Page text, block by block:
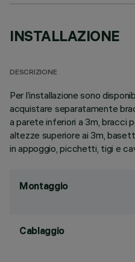
INSTALLAZIONE
DESCRIZIONE
Per l’installazione sono
acquistare separatamente
a parete inferiori a 3m, bracci
altezze superiore ai 3m,
in appoggio, picchetti, tigi e
Montaggio
Cablaggio